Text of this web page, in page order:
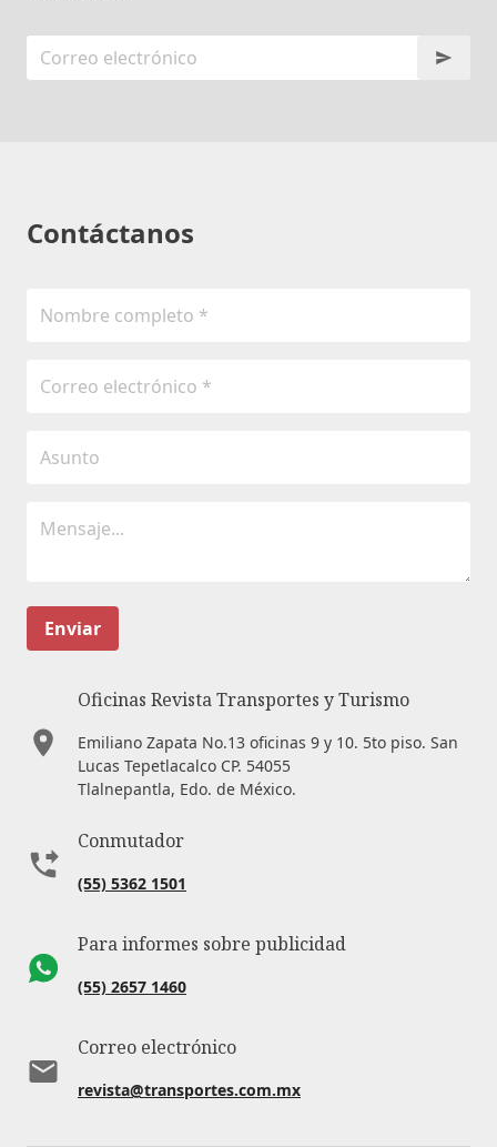
Contáctanos
Enviar
Oficinas Revista Transportes y Turismo
Emiliano Zapata No.13 oficinas 9 y 10. 5to piso. San
Lucas Tepetlacalco CP. 54055
Tlalnepantla, Edo. de México.
Conmutador
(55) 5362 1501
Para informes sobre publicidad
(55) 2657 1460
Correo electrónico
revista@transportes.com.mx